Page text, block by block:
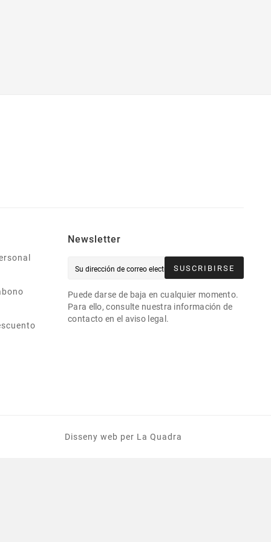
Newsletter
SUSCRIBIRSE
Puede darse de baja en cualquier momento.
Para ello, consulte nuestra información de
contacto en el aviso legal.
Disseny web per La Quadra